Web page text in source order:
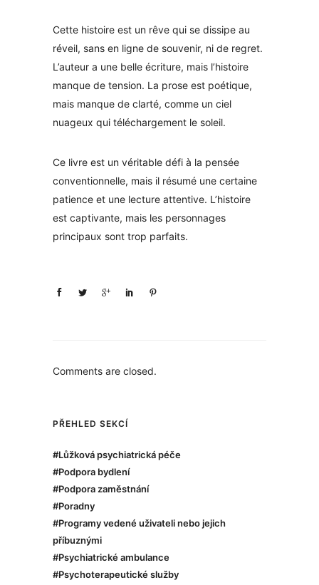
Cette histoire est un rêve qui se dissipe au
réveil, sans en ligne de souvenir, ni de regret.
L’auteur a une belle écriture, mais l’histoire
manque de tension. La prose est poétique,
mais manque de clarté, comme un ciel
nuageux qui téléchargement le soleil.
Ce livre est un véritable défi à la pensée
conventionnelle, mais il résumé une certaine
patience et une lecture attentive. L’histoire
est captivante, mais les personnages
principaux sont trop parfaits.
Comments are closed.
PŘEHLED SEKCÍ
#Lůžková psychiatrická péče
#Podpora bydlení
#Podpora zaměstnání
#Poradny
#Programy vedené uživateli nebo jejich
příbuznými
#Psychiatrické ambulance
#Psychoterapeutické služby